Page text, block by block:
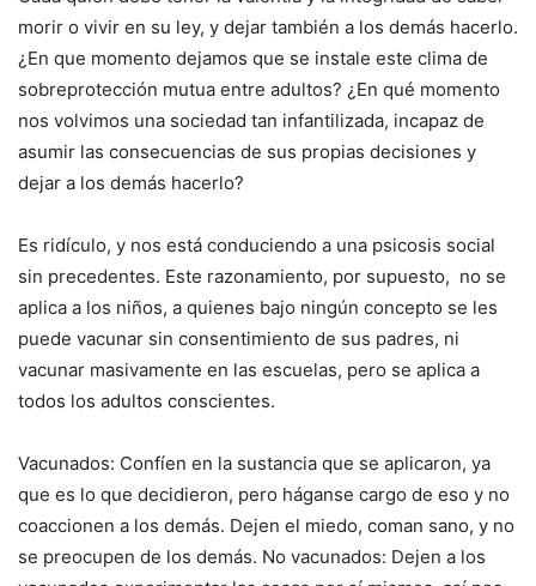
morir o vivir en su ley, y dejar también a los demás hacerlo.
¿En que momento dejamos que se instale este clima de
sobreprotección mutua entre adultos? ¿En qué momento
nos volvimos una sociedad tan infantilizada, incapaz de
asumir las consecuencias de sus propias decisiones y
dejar a los demás hacerlo?
Es ridículo, y nos está conduciendo a una psicosis social
sin precedentes. Este razonamiento, por supuesto, no se
aplica a los niños, a quienes bajo ningún concepto se les
puede vacunar sin consentimiento de sus padres, ni
vacunar masivamente en las escuelas, pero se aplica a
todos los adultos conscientes.
Vacunados: Confíen en la sustancia que se aplicaron, ya
que es lo que decidieron, pero háganse cargo de eso y no
coaccionen a los demás. Dejen el miedo, coman sano, y no
se preocupen de los demás. No vacunados: Dejen a los